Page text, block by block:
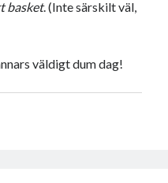
basket. (Inte särskilt väl,
väldigt dum dag!